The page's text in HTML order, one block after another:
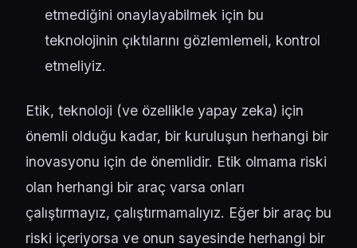
etmediğini onaylayabilmek için bu
teknolojinin çıktılarını gözlemlemeli, kontrol
etmeliyiz.
Etik, teknoloji (ve özellikle yapay zeka) için
önemli olduğu kadar, bir kuruluşun herhangi bir
inovasyonu için de önemlidir. Etik olmama riski
olan herhangi bir araç varsa onları
çalıştırmayız, çalıştırmamalıyız. Eğer bir araç bu
riski içeriyorsa ve onun sayesinde herhangi bir